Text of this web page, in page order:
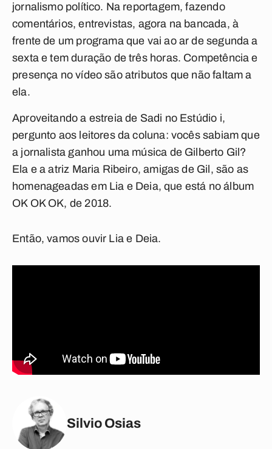
jornalismo político. Na reportagem, fazendo
comentários, entrevistas, agora na bancada, à
frente de um programa que vai ao ar de segunda a
sexta e tem duração de três horas. Competência e
presença no vídeo são atributos que não faltam a
ela.
Aproveitando a estreia de Sadi no Estúdio i,
pergunto aos leitores da coluna: vocês sabiam que
a jornalista ganhou uma música de Gilberto Gil?
Ela e a atriz Maria Ribeiro, amigas de Gil, são as
homenageadas emLia e Deia, que está no álbum
OK OK OK, de 2018.
Então, vamos ouvir Lia e Deia.
Silvio Osias